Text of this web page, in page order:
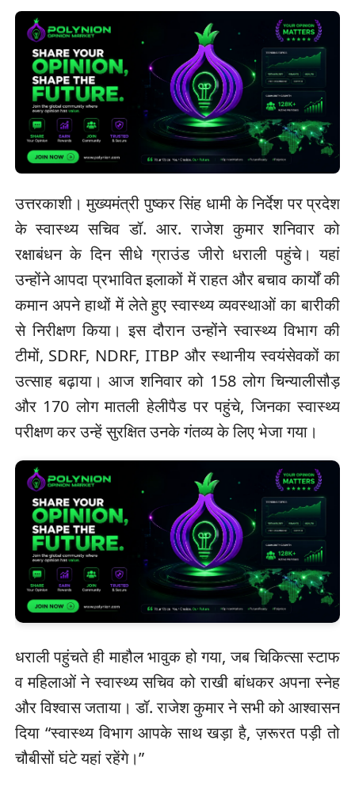
उत्तरकाशी। मुख्यमंत्री पुष्कर सिंह धामी के निर्देश पर प्रदेश
के स्वास्थ्य सचिव डॉ. आर. राजेश कुमार शनिवार को
रक्षाबंधन के दिन सीधे ग्राउंड जीरो धराली पहुंचे। यहां
उन्होंने आपदा प्रभावित इलाकों में राहत और बचाव कार्यों की
कमान अपने हाथों में लेते हुए स्वास्थ्य व्यवस्थाओं का बारीकी
से निरीक्षण किया। इस दौरान उन्होंने स्वास्थ्य विभाग की
टीमों, SDRF, NDRF, ITBP और स्थानीय स्वयंसेवकों का
उत्साह बढ़ाया। आज शनिवार को 158 लोग चिन्यालीसौड़
और 170 लोग मातली हेलीपैड पर पहुंचे, जिनका स्वास्थ्य
परीक्षण कर उन्हें सुरक्षित उनके गंतव्य के लिए भेजा गया।
धराली पहुंचते ही माहौल भावुक हो गया, जब चिकित्सा स्टाफ
व महिलाओं ने स्वास्थ्य सचिव को राखी बांधकर अपना स्नेह
और विश्वास जताया। डॉ. राजेश कुमार ने सभी को आश्वासन
दिया “स्वास्थ्य विभाग आपके साथ खड़ा है, ज़रूरत पड़ी तो
चौबीसों घंटे यहां रहेंगे।”